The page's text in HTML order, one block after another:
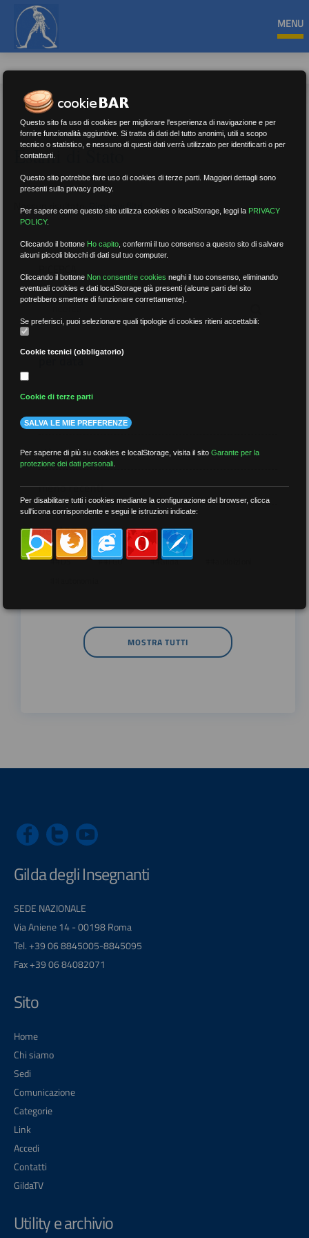
MENU
Esami di Stato
Nessun risultato.Rimuovi filtri
per data
più recenti
meno recenti
per tag
##DS ##FGU ##Gilda
MOSTRA TUTTI
Gilda degli Insegnanti
SEDE NAZIONALE
Via Aniene 14 - 00198 Roma
Tel. +39 06 8845005-8845095
Fax +39 06 84082071
Sito
Home
Chi siamo
Sedi
Comunicazione
Categorie
Link
Accedi
Contatti
GildaTV
Utility e archivio
Questo sito fa uso di cookies per migliorare l'esperienza di navigazione e per
fornire funzionalità aggiuntive. Si tratta di dati del tutto anonimi, utili a scopo
tecnico o statistico, e nessuno di questi dati verrà utilizzato per identificarti o per
contattarti.
Questo sito potrebbe fare uso di cookies di terze parti. Maggiori dettagli sono
presenti sulla privacy policy.
Per sapere come questo sito utilizza cookies o localStorage, leggi la PRIVACY
POLICY.
Cliccando il bottone Ho capito ,confermi il tuo consenso a questo sito di salvare
alcuni piccoli blocchi di dati sul tuo computer.
Cliccando il bottone Non consentire cookies neghi il tuo consenso, eliminando
eventuali cookies e dati localStorage già presenti (alcune parti del sito
potrebbero smettere di funzionare correttamente).
Se preferisci, puoi selezionare quali tipologie di cookies ritieni accettabili:
Cookie tecnici (obbligatorio)
Cookie di terze parti
SALVA LE MIE PREFERENZE
Per saperne di più su cookies e localStorage, visita il sitoGarante per la
protezione dei dati personali
Per disabilitare tutti i cookies mediante la configurazione del browser, clicca
sull'icona corrispondente e segui le istruzioni indicate: